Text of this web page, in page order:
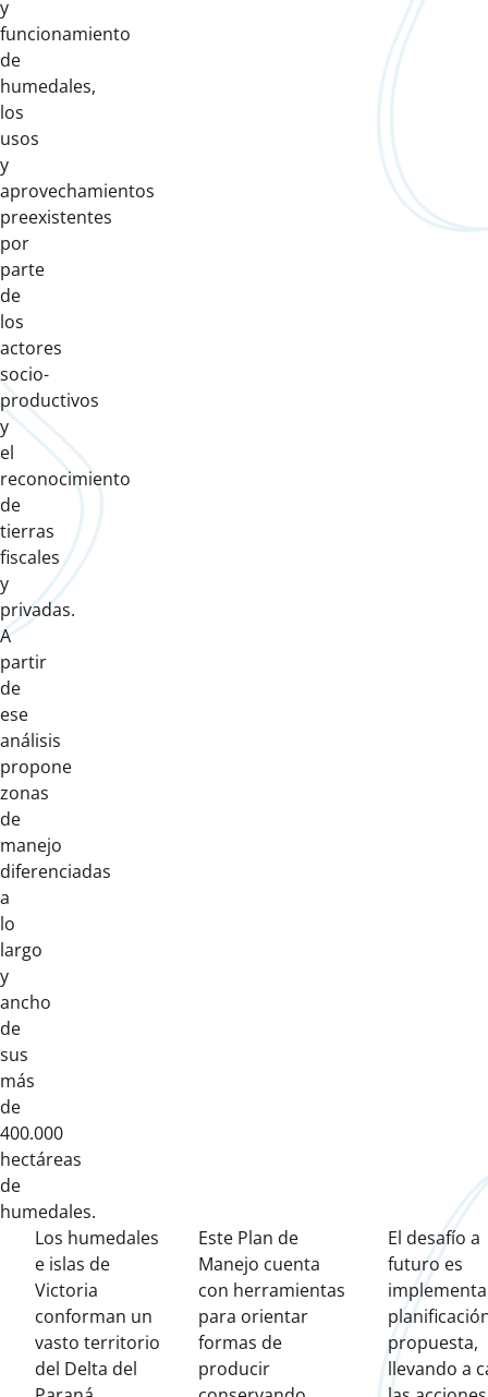
y
funcionamiento
de
humedales,
los
usos
y
aprovechamientos
preexistentes
por
parte
de
los
actores
socio-
productivos
y
el
reconocimiento
de
tierras
fiscales
y
privadas.
A
partir
de
ese
análisis
propone
zonas
de
manejo
diferenciadas
a
lo
largo
y
ancho
de
sus
más
de
400.000
hectáreas
de
humedales.
Los humedales
e islas de
Victoria
conforman un
vasto territorio
del Delta del
Este Plan de
Manejo cuenta
con herramientas
para orientar
formas de
producir
El desafío a
futuro es
propuesta,
llevando a